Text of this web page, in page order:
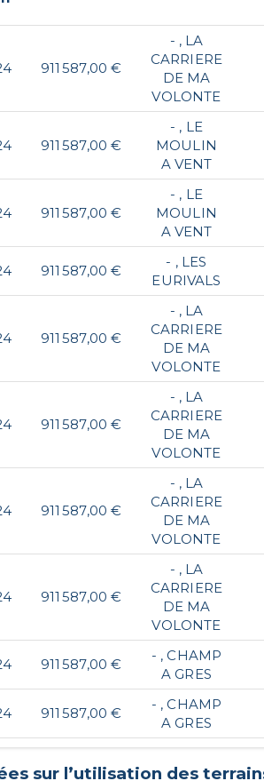
911 587,00 €
- , LA
CARRIERE
DE MA
VOLONTE
911 587,00 €
- , LE
MOULIN
A VENT
911 587,00 €
- , LE
MOULIN
A VENT
911 587,00 €
- , LES
EURIVALS
911 587,00 €
- , LA
CARRIERE
DE MA
VOLONTE
911 587,00 €
- , LA
CARRIERE
DE MA
VOLONTE
911 587,00 €
- , LA
CARRIERE
DE MA
VOLONTE
911 587,00 €
- , LA
CARRIERE
DE MA
VOLONTE
911 587,00 €
- , CHAMP
A GRES
911 587,00 €
- , CHAMP
A GRES
sur l’utilisation des